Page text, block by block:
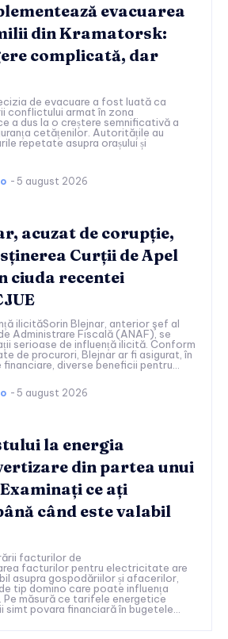
evacuarea
din Kramatorsk:
complicată, dar
de evacuare a fost luată ca
conflictului armat în zona
a dus la o creștere semnificativă a
cetățenilor. Autoritățile au
repetate asupra orașului și
- 5 august 2026
acuzat de corupție,
Curții de Apel
ciuda recentei
ilicităSorin Blejnar, anterior şef al
Administrare Fiscală (ANAF), se
serioase de influență ilicită. Conform
de procurori, Blejnar ar fi asigurat, în
financiare, diverse beneficii pentru...
- 5 august 2026
la energia
din partea unui
ce ați
când este valabil
facturilor de
facturilor pentru electricitate are
asupra gospodăriilor și afacerilor,
tip domino care poate influența
măsură ce tarifele energetice
simt povara financiară în bugetele...